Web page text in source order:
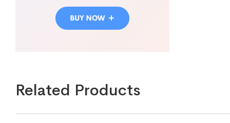
Related Products